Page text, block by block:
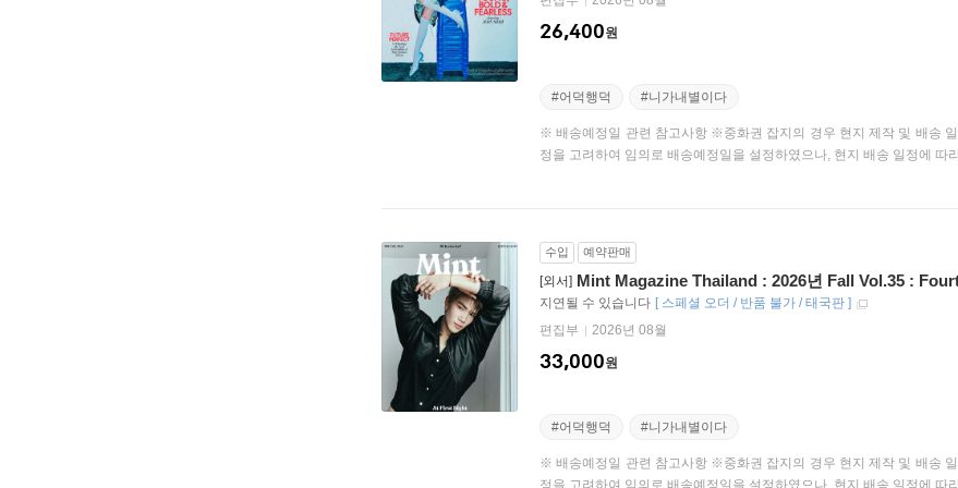
26,400원
#어덕행덕 #니가내별이다
※ 배송예정일 관련 참고사항 ※중화권 잡지의 경우 현지 제작 및 배송
정을 고려하여 임의로 배송예정일을 설정하였으나, 현지 배송 일정에 따
수입 예약판매
[외서] Mint Magazine Thailand : 2026년 Fall Vol.35 :
지연될 수 있습니다 [ 스페셜 오더 / 반품 불가 / 태국판 ]
편집부
2026년 08월
33,000원
#어덕행덕 #니가내별이다
※ 배송예정일 관련 참고사항 ※중화권 잡지의 경우 현지 제작 및 배송
정을 고려하여 임의로 배송예정일을 설정하였으나, 현지 배송 일정에 따라